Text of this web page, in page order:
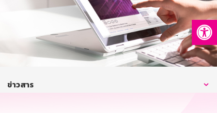
บริการทางการเงิน
ติดต่อเรา
บริการออนไลน์
ข่าวสาร